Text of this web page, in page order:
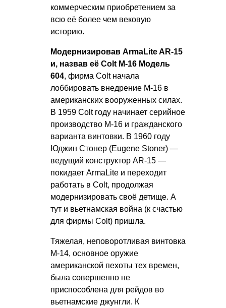
коммерческим приобретением за
всю её более чем вековую
историю.
Модернизировав ArmaLite AR-15
и, назвав её Colt M-16 Модель
604, фирма Colt начала
лоббировать внедрение М-16 в
американских вооруженных силах.
В 1959 Colt году начинает серийное
производство М-16 и гражданского
варианта винтовки. В 1960 году
Юджин Стонер (Eugene Stoner) —
ведущий конструктор AR-15 —
покидает ArmaLite и переходит
работать в Colt, продолжая
модернизировать своё детище. А
тут и вьетнамская война (к счастью
для фирмы Colt) пришла.
Тяжелая, неповоротливая винтовка
М-14, основное оружие
американской пехоты тех времен,
была совершенно не
приспособлена для рейдов во
вьетнамские джунгли. К